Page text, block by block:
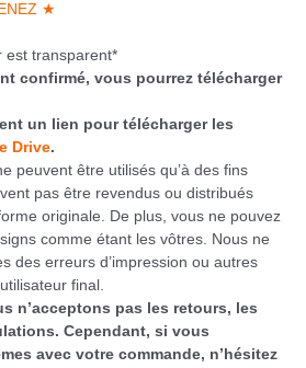
★
est transparent*
confirmé, vous pourrez télécharger
un lien pour télécharger les
Drive.
peuvent être utilisés qu’à des fins
pas être revendus ou distribués
originale. De plus, vous ne pouvez
comme étant les vôtres. Nous ne
des erreurs d’impression ou autres
final.
n’acceptons pas les retours, les
Cependant, si vous
avec votre commande, n’hésitez